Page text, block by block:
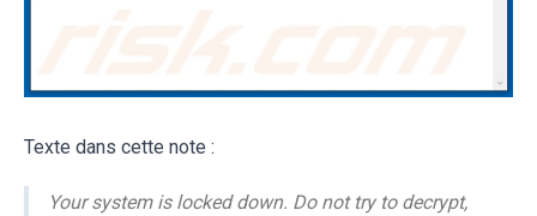
Texte dans cette note :
Your system is locked down. Do not try to decrypt,